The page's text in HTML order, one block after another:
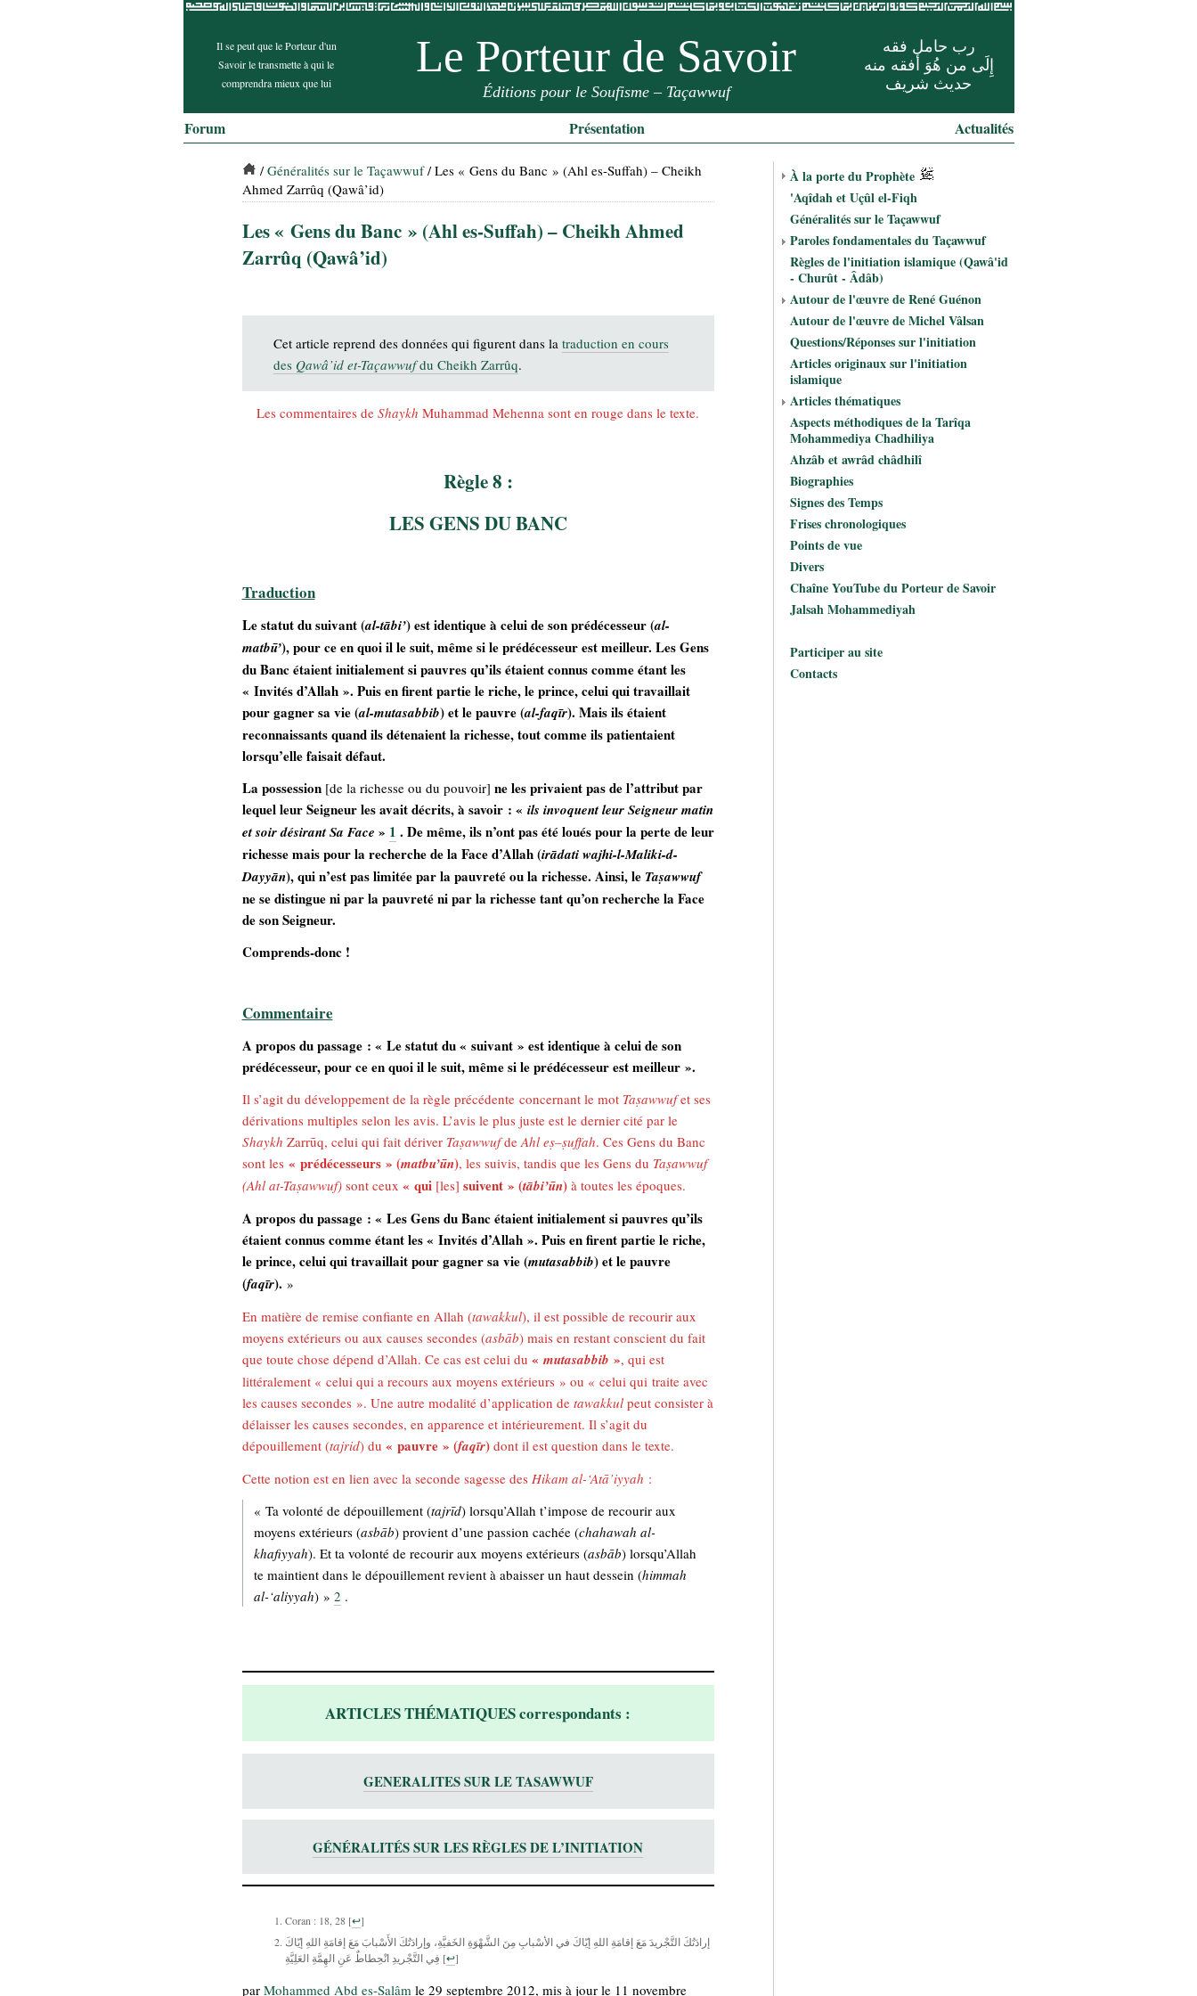
Il se peut que le Porteur d'un
Savoir le transmette à qui le
comprendra mieux que lui
Le Porteur de Savoir
Éditions pour le Soufisme – Taçawwuf
رب حامل فقه
إِلَى من هُوَ أفقه منه
حديث شريف
Forum Présentation Actualités
/Généralités sur le Taçawwuf/ Les « Gens du Banc » (Ahl es-Suffah) – Cheikh
Ahmed Zarrûq (Qawâ’id)
Les « Gens du Banc » (Ahl es-Suffah) – Cheikh Ahmed
Zarrûq (Qawâ’id)
Cet article reprend des données qui figurent dans latraduction en cours
des Qawâ’id et-Taçawwufdu Cheikh Zarrûq.
Les commentaires de Shaykh Muhammad Mehenna sont en rouge dans le texte.
Règle 8 :
LES GENS DU BANC
Traduction
Le statut du suivant (al-tābi’) est identique à celui de son prédécesseur (al-
matbū’), pour ce en quoi il le suit, même si le prédécesseur est meilleur. Les Gens
du Banc étaient initialement si pauvres qu’ils étaient connus comme étant les
« Invités d’Allah ». Puis en firent partie le riche, le prince, celui qui travaillait
pour gagner sa vie (al-mutasabbib) et le pauvre (al-faqīr). Mais ils étaient
reconnaissants quand ils détenaient la richesse, tout comme ils patientaient
lorsqu’elle faisait défaut.
La possession [de la richesse ou du pouvoir] ne les privaient pas de l’attribut par
lequel leur Seigneur les avait décrits, à savoir : « ils invoquent leur Seigneur matin
et soir désirant Sa Face » 1 . De même, ils n’ont pas été loués pour la perte de leur
richesse mais pour la recherche de la Face d’Allah (irādati wajhi-l-Maliki-d-
Dayyān), qui n’est pas limitée par la pauvreté ou la richesse. Ainsi, leTaṣawwuf
ne se distingue ni par la pauvreté ni par la richesse tant qu’on recherche la Face
de son Seigneur.
Comprends-donc !
Commentaire
A propos du passage : « Le statut du « suivant » est identique à celui de son
prédécesseur, pour ce en quoi il le suit, même si le prédécesseur est meilleur ».
Il s’agit du développement de la règle précédente concernant le mot Taṣawwufet ses
dérivations multiples selon les avis. L’avis le plus juste est le dernier cité par le
Shaykh Zarrūq, celui qui fait dériver TaṣawwufdeAhl eṣ–ṣuffah. Ces Gens du Banc
sont les « prédécesseurs » (matbu’ūn), les suivis, tandis que les Gens du Taṣawwuf
(Ahl at-Taṣawwuf)sont ceux « qui [les] suivent » (tābi’ūn) à toutes les époques.
A propos du passage : « Les Gens du Banc étaient initialement si pauvres qu’ils
étaient connus comme étant les « Invités d’Allah ». Puis en firent partie le riche,
le prince, celui qui travaillait pour gagner sa vie (mutasabbib) et le pauvre
(faqīr). »
En matière de remise confiante en Allah (tawakkul), il est possible de recourir aux
moyens extérieurs ou aux causes secondes (asbāb) mais en restant conscient du fait
que toute chose dépend d’Allah. Ce cas est celui du « mutasabbib », qui est
littéralement « celui qui a recours aux moyens extérieurs » ou « celui qui traite avec
les causes secondes ». Une autre modalité d’application de tawakkulpeut consister à
délaisser les causes secondes, en apparence et intérieurement. Il s’agit du
dépouillement (tajrid) du « pauvre » (faqīr)dont il est question dans le texte.
Cette notion est en lien avec la seconde sagesse des Hikam al-‘Atā’iyyah :
« Ta volonté de dépouillement (tajrīd) lorsqu’Allah t’impose de recourir aux
moyens extérieurs (asbāb) provient d’une passion cachée (chahawah al-
khafiyyah). Et ta volonté de recourir aux moyens extérieurs (asbāb) lorsqu’Allah
te maintient dans le dépouillement revient à abaisser un haut dessein (himmah
al-‘aliyyah) » 2 .
ARTICLES THÉMATIQUES correspondants :
GENERALITES SUR LE TASAWWUF
GÉNÉRALITÉS SUR LES RÈGLES DE L’INITIATION
Coran : 18, 28[↩]
إرادَتُكَ التَّجْريدَ مَعَ إقامَةِ اللهِ إيّاكَ في الأسْبابِ مِنَ الشَّهْوَةِ الخَفيَّةِ، وإرادَتُكَ الأَسْبابَ مَعَ إقامَةِ اللهِ إيّاكَ
فِي التَّجْريدِ انْحِطاطٌ عَنِ الهِمَّةِ العَلِيَّةِ [↩]
par Mohammed Abd es-Salâm le 29 septembre 2012, mis à jour le 11 novembre
À la porte du Prophète
'Aqîdah et Uçûl el-Fiqh
Généralités sur le Taçawwuf
Paroles fondamentales du Taçawwuf
Règles de l'initiation islamique (Qawâ'id
- Churût - Âdâb)
Autour de l'œuvre de René Guénon
Autour de l'œuvre de Michel Vâlsan
Questions/Réponses sur l'initiation
Articles originaux sur l'initiation
islamique
Articles thématiques
Aspects méthodiques de la Tarîqa
Mohammediya Chadhiliya
Ahzâb et awrâd châdhilî
Biographies
Signes des Temps
Frises chronologiques
Points de vue
Divers
Chaîne YouTube du Porteur de Savoir
Jalsah Mohammediyah
Participer au site
Contacts